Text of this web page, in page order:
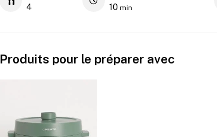
4 10 min
Produits pour le préparer avec